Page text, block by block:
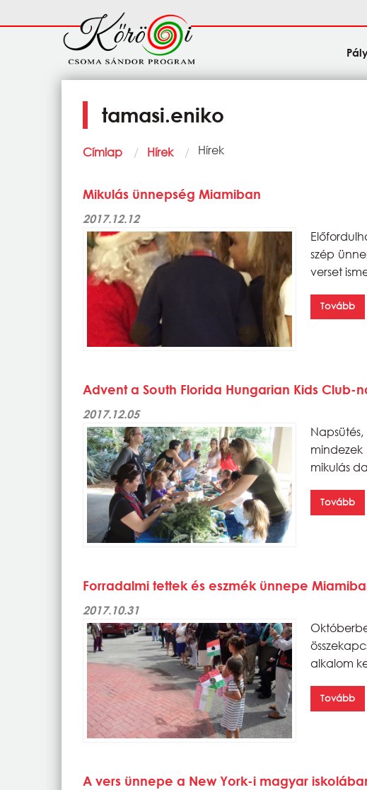
Fő
navigáció
tamasi.eniko
Morzsa
Címlap Hírek Current:
Hírek
Mikulás ünnepség Miamiban
2017.12.12
szép
verset
Tovább
Advent a South Florida Hungarian Kids Club-
2017.12.05
mikulás
Tovább
Forradalmi tettek és eszmék ünnepe
2017.10.31
alkalom
Tovább
A vers ünnepe a New York-i magyar